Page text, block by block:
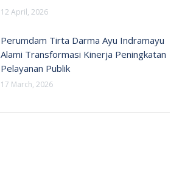
12 April, 2026
Perumdam Tirta Darma Ayu Indramayu
Alami Transformasi Kinerja Peningkatan
Pelayanan Publik
17 March, 2026